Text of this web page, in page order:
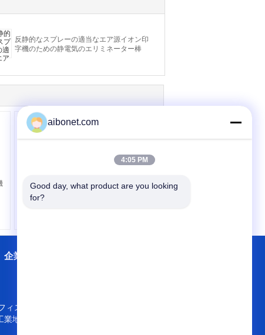
反静的なスプレーの適当なエア源イオン印
字機のための静電気のエリミネーター棒
電極チップのクリーニ
ングの Ionizer の静的な
エリミネーター/電子イ
企業情報
ィス 504 のブロック A4 の 10 月の東の
業地帯、ナンのシャン族地区、シンセン
aibonet.com
4:05 PM
Good day, what product are you looking
for?